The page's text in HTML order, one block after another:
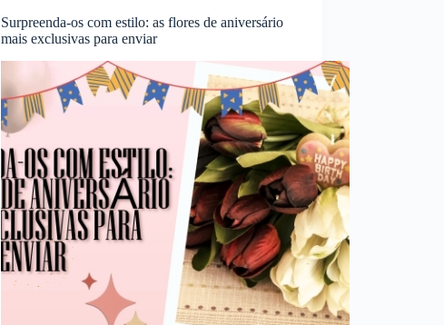
Surpreenda-os com estilo: as flores de aniversário
mais exclusivas para enviar